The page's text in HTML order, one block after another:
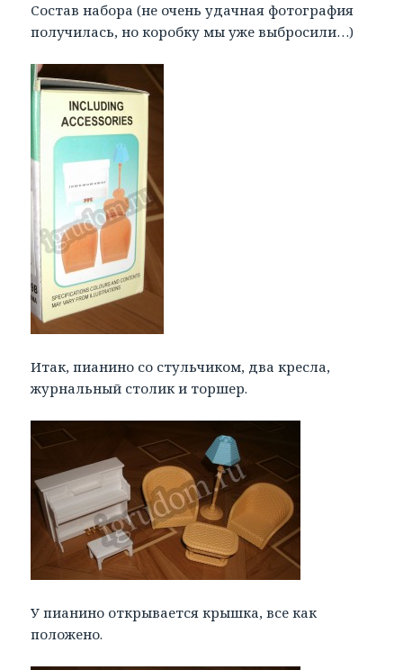
Состав набора (не очень удачная фотография
получилась, но коробку мы уже выбросили…)
Итак, пианино со стульчиком, два кресла,
журнальный столик и торшер.
У пианино открывается крышка, все как
положено.